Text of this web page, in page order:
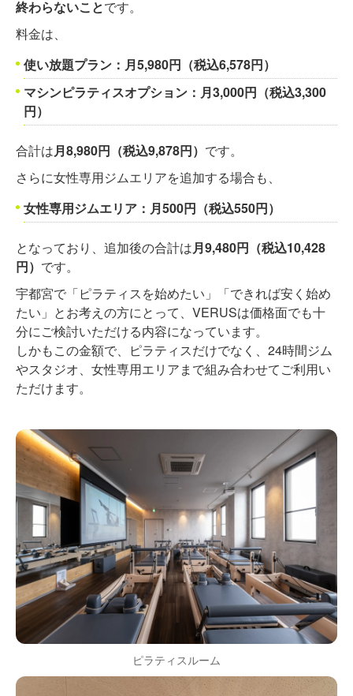
終わらないことです。
料金は、
使い放題プラン：月5,980円（税込6,578円）
マシンピラティスオプション：月3,000円（税込3,300
円）
合計は月8,980円（税込9,878円） です。
さらに女性専用ジムエリアを追加する場合も、
女性専用ジムエリア：月500円（税込550円）
となっており、追加後の合計は月9,480円（税込10,428
円） です。
宇都宮で「ピラティスを始めたい」「できれば安く始め
たい」とお考えの方にとって、VERUSは価格面でも十
分にご検討いただける内容になっています。
しかもこの金額で、ピラティスだけでなく、24時間ジム
やスタジオ、女性専用エリアまで組み合わせてご利用い
ただけます。
ピラティスルーム